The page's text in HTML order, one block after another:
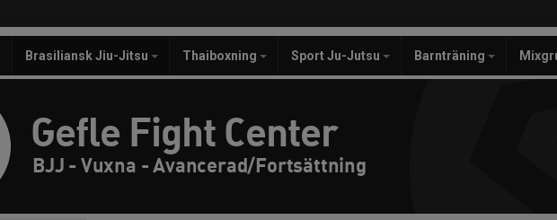
Brasiliansk Jiu-Jitsu Thaiboxning Sport Ju-Jutsu Barnträning
Gefle Fight Center
BJJ - Vuxna - Avancerad/Fortsättning